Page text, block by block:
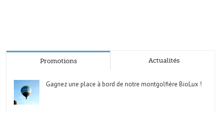
Promotions Actualités
Gagnez une place à bord de notre montgolfière BioLux !